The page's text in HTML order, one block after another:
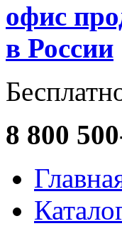
офис
в России
8 800